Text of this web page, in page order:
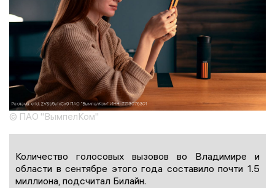
© ПАО "ВымпелКом"
Количество голосовых вызовов во Владимире и
области в сентябре этого года составило почти 1.5
миллиона, подсчитал Билайн.